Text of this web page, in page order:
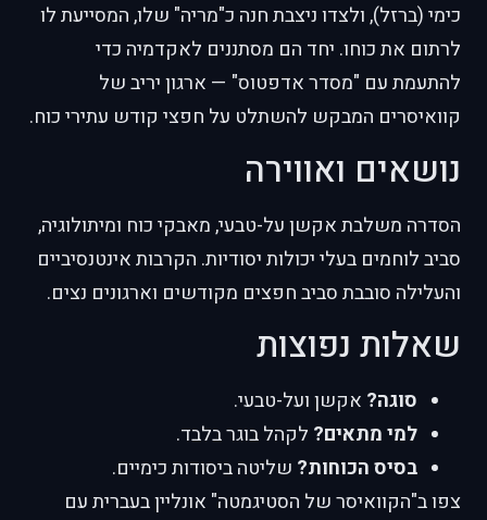
כימי (ברזל), ולצדו ניצבת חנה כ"מריה" שלו, המסייעת לו
לרתום את כוחו. יחד הם מסתננים לאקדמיה כדי
להתעמת עם "מסדר אדפטוס" — ארגון יריב של
קוואיסרים המבקש להשתלט על חפצי קודש עתירי כוח.
נושאים ואווירה
הסדרה משלבת אקשן על-טבעי, מאבקי כוח ומיתולוגיה,
סביב לוחמים בעלי יכולות יסודיות. הקרבות אינטנסיביים
והעלילה סובבת סביב חפצים מקודשים וארגונים נצים.
שאלות נפוצות
סוגה? אקשן ועל-טבעי.
למי מתאים? לקהל בוגר בלבד.
בסיס הכוחות? שליטה ביסודות כימיים.
צפו ב"הקוואיסר של הסטיגמטה" אונליין בעברית עם